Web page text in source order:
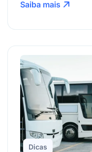
Saiba mais
Dicas